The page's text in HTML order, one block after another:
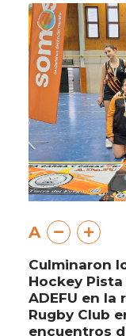
A
Culminaron
Hockey
ADEFU en la
Rugby Club
encuentros